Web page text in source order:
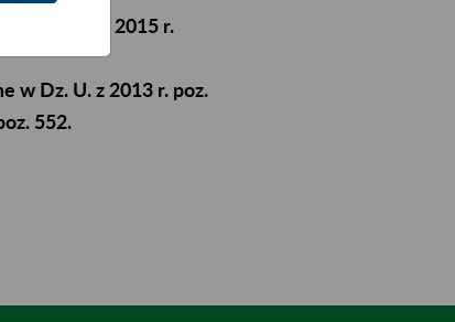
za I kwartał 2015 r.
w Dz. U. z 2013 r. poz.
552.